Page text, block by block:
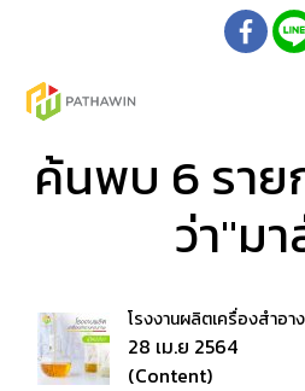
ค้นพบ 6 ราย
ว่า"ม
โรงงานผลิตเครื่องสำอ
28 เม.ย 2564
(Content)